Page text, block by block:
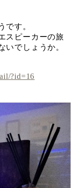
です。
スピーカーの旅
いでしょうか。
?id=16